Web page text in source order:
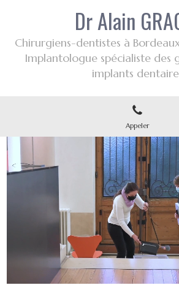
Dr Alain
Chirurgiens-dentistes à
Implantologue spécialiste des
implants
Appeler